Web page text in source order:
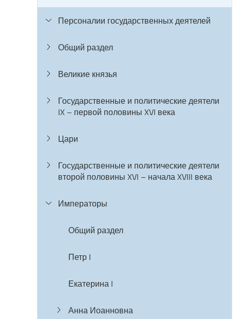
Персоналии государственных деятелей
Общий раздел
Великие князья
Государственные и политические деятели
IX – первой половины XVI века
Цари
Государственные и политические деятели
второй половины XVI – начала XVIII века
Императоры
Общий раздел
Петр I
Екатерина I
Анна Иоанновна